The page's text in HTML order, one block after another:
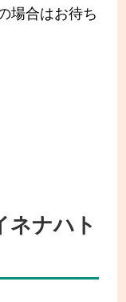
場合はお待ち
ネナハト